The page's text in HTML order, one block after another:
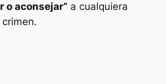
o aconsejar”a cualquiera